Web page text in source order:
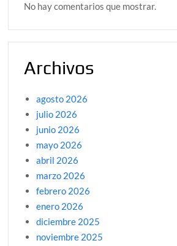
No hay comentarios que mostrar.
Archivos
agosto 2026
julio 2026
junio 2026
mayo 2026
abril 2026
marzo 2026
febrero 2026
enero 2026
diciembre 2025
noviembre 2025